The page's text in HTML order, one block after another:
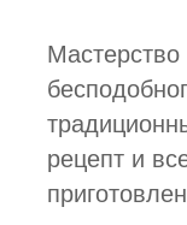
Мастерство
рецепт и